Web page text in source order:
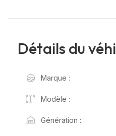
Détails du
Marque :
Modèle :
Génération :